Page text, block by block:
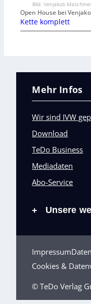
Bild: Venjakob
Open House bei
Kette komplett
Mehr Infos
Wir sind IVW
Download
TeDo Business
Mediadaten
Abo-Service
+ Unsere
Impressum
Cookies &
© TeDo Verlag